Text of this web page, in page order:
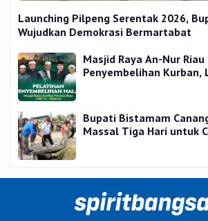
Launching Pilpeng Serentak 2026,
Wujudkan Demokrasi Bermartabat
Masjid Raya An-Nur
Penyembelihan Kurban,
Bupati Bistamam
Massal Tiga Hari untuk